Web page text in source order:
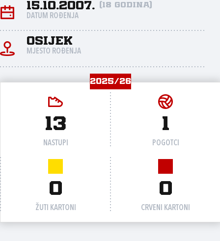
15.10.2007. (18 godina)
DATUM ROĐENJA
Osijek
MJESTO ROĐENJA
2025/26
13
NASTUPI
1
POGOTCI
0
ŽUTI KARTONI
0
CRVENI KARTONI